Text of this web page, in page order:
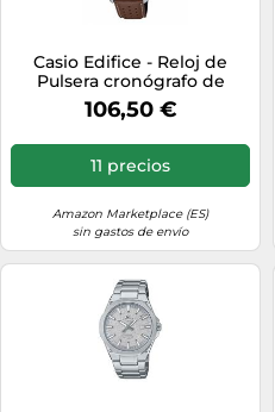
Casio Edifice - Reloj de
Pulsera cronógrafo de
Cuarzo para Hombre
106,50 €
11 precios
Amazon Marketplace (ES)
sin gastos de envío